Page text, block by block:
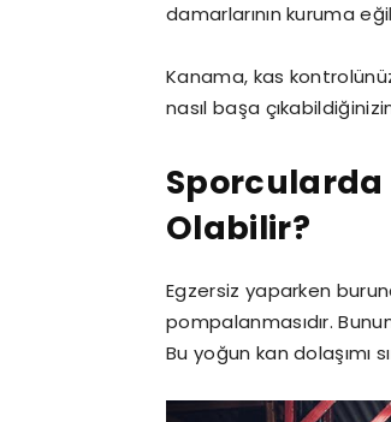
damarlarının kuruma
Kanama, kas
nasıl başa
Sporcularda
Olabilir?
Egzersiz yaparken
pompalanmasıdır.
Bu yoğun kan dolaşımı